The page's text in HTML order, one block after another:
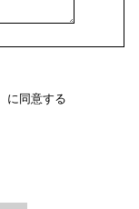
に同意する